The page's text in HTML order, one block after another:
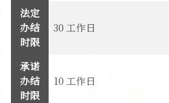
法定
办结
时限
30 工作日
承诺
办结
时限
10 工作日